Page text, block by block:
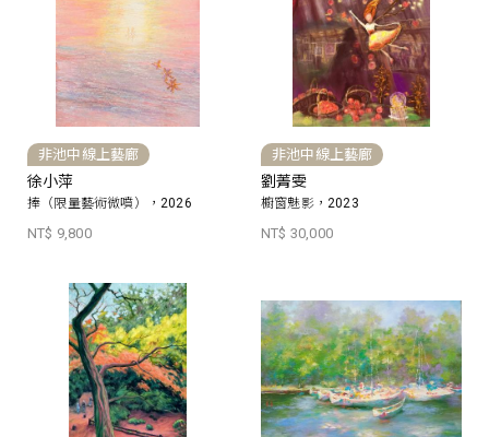
非池中線上藝廊
徐小萍
捧（限量藝術微噴），2026
NT$ 9,800
非池中線上藝廊
劉菁雯
櫥窗魅影，2023
NT$ 30,000